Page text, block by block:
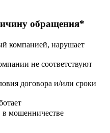
обращения*
компанией, нарушает
не соответствуют
договора и/или сроки
мошенничестве